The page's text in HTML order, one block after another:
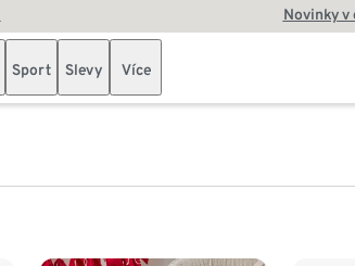
Novinky v
Sport Slevy Více